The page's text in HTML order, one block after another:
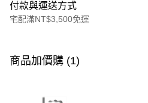
付款與運送方式
宅配滿NT$3,500免運
信用卡一次付款
3 期 0 利率 每期
商品加價購 (1)